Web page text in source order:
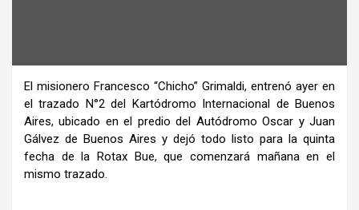
El misionero Francesco “Chicho” Grimaldi, entrenó ayer en
el trazado N°2 del Kartódromo Internacional de Buenos
Aires, ubicado en el predio del Autódromo Oscar y Juan
Gálvez de Buenos Aires y dejó todo listo para la quinta
fecha de la Rotax Bue, que comenzará mañana en el
mismo trazado.